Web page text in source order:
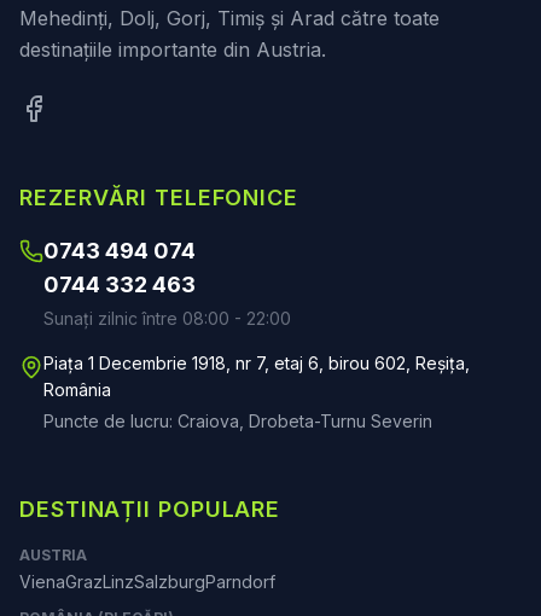
Mehedinți, Dolj, Gorj, Timiș și Arad către toate
destinațiile importante din Austria.
REZERVĂRI TELEFONICE
0743 494 074
0744 332 463
Sunați zilnic între 08:00 - 22:00
Piața 1 Decembrie 1918, nr 7, etaj 6, birou 602, Reșița,
România
Puncte de lucru: Craiova, Drobeta-Turnu Severin
DESTINAȚII POPULARE
AUSTRIA
VienaGrazLinzSalzburgParndorf